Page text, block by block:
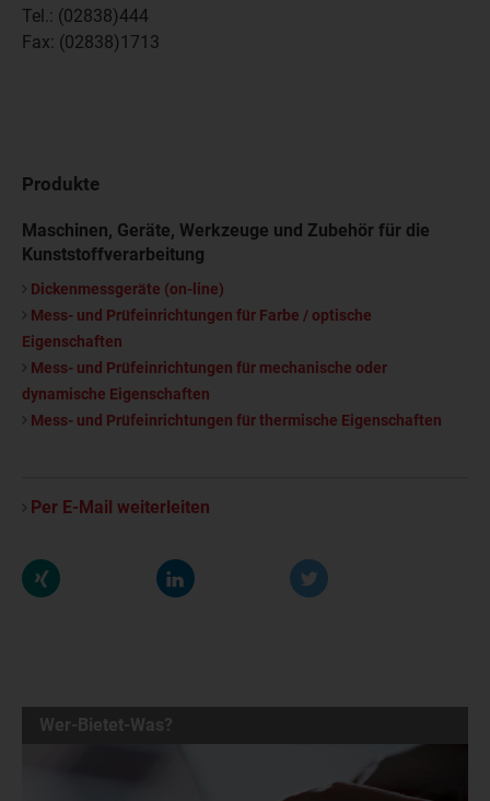
Tel.: (02838)444
Fax: (02838)1713
Produkte
Maschinen, Geräte, Werkzeuge und Zubehör für die
Kunststoffverarbeitung
Dickenmessgeräte (on-line)
Mess- und Prüfeinrichtungen für Farbe / optische
Eigenschaften
Mess- und Prüfeinrichtungen für mechanische oder
dynamische Eigenschaften
Mess- und Prüfeinrichtungen für thermische Eigenschaften
Per E-Mail weiterleiten
Wer-Bietet-Was?